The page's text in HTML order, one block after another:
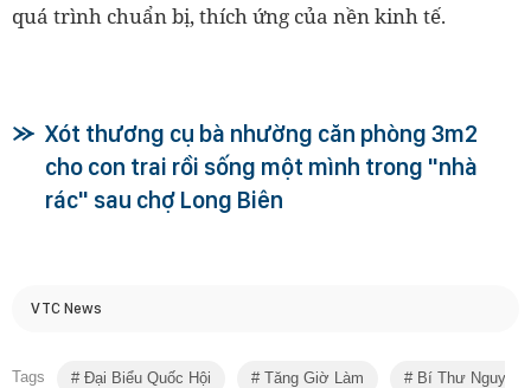
quá trình chuẩn bị, thích ứng của nền kinh tế.
Xót thương cụ bà nhường căn phòng 3m2
cho con trai rồi sống một mình trong "nhà
rác" sau chợ Long Biên
VTC News
Tags Đại Biểu Quốc Hội Tăng Giờ Làm Bí Thư Nguyễn